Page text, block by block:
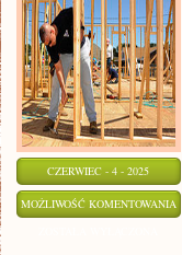
CZERWIEC - 4 - 2025
MOŻLIWOŚĆ KOMENTOWANIA